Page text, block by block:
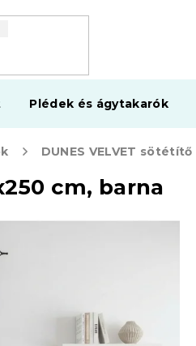
Plédek és ágytakarók
cm, barna